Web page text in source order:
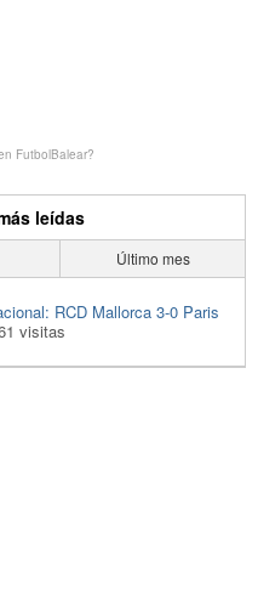
FutbolBalear?
leídas
Último mes
RCD Mallorca 3-0 Paris
visitas